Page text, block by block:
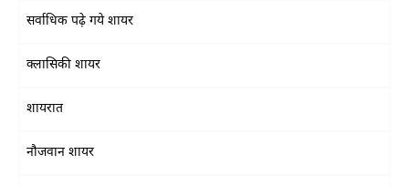
सर्वाधिक पढ़े गये शायर
क्लासिकी शायर
शायरात
नौजवान शायर